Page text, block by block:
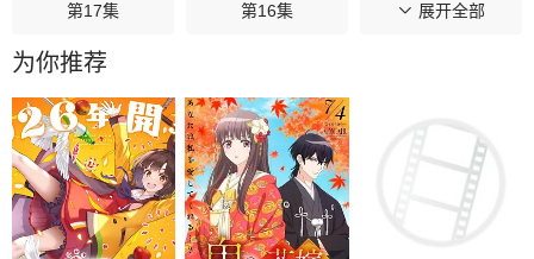
第17集 第16集 第15集
第14集
第11集 第10集
第08集 第07集 第06集
展开全部
为你推荐